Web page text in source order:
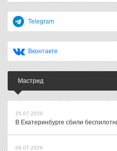
Telegram
Вконтакте
Мастрид
25.07.2026
В Екатеринбурге сбили
08.07.2026